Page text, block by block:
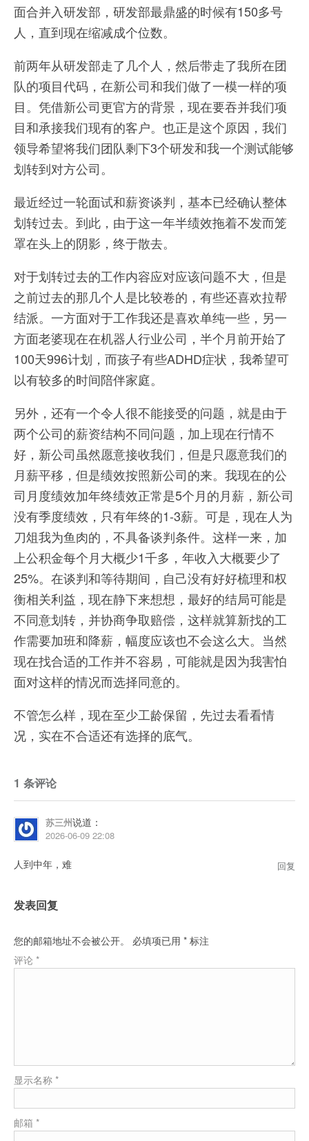
面合并入研发部，研发部最鼎盛的时候有150多号
人，直到现在缩减成个位数。
前两年从研发部走了几个人，然后带走了我所在团
队的项目代码，在新公司和我们做了一模一样的项
目。凭借新公司更官方的背景，现在要吞并我们项
目和承接我们现有的客户。也正是这个原因，我们
领导希望将我们团队剩下3个研发和我一个测试能够
划转到对方公司。
最近经过一轮面试和薪资谈判，基本已经确认整体
划转过去。到此，由于这一年半绩效拖着不发而笼
罩在头上的阴影，终于散去。
对于划转过去的工作内容应对应该问题不大，但是
之前过去的那几个人是比较卷的，有些还喜欢拉帮
结派。一方面对于工作我还是喜欢单纯一些，另一
方面老婆现在在机器人行业公司，半个月前开始了
100天996计划，而孩子有些ADHD症状，我希望可
以有较多的时间陪伴家庭。
另外，还有一个令人很不能接受的问题，就是由于
两个公司的薪资结构不同问题，加上现在行情不
好，新公司虽然愿意接收我们，但是只愿意我们的
月薪平移，但是绩效按照新公司的来。我现在的公
司月度绩效加年终绩效正常是5个月的月薪，新公司
没有季度绩效，只有年终的1-3薪。可是，现在人为
刀俎我为鱼肉的，不具备谈判条件。这样一来，加
上公积金每个月大概少1千多，年收入大概要少了
25%。在谈判和等待期间，自己没有好好梳理和权
衡相关利益，现在静下来想想，最好的结局可能是
不同意划转，并协商争取赔偿，这样就算新找的工
作需要加班和降薪，幅度应该也不会这么大。当然
现在找合适的工作并不容易，可能就是因为我害怕
面对这样的情况而选择同意的。
不管怎么样，现在至少工龄保留，先过去看看情
况，实在不合适还有选择的底气。
1 条评论
苏三州说道：
2026-06-09 22:08
人到中年，难 回复
发表回复
您的邮箱地址不会被公开。 必填项已用 * 标注
评论 *
显示名称 *
邮箱 *